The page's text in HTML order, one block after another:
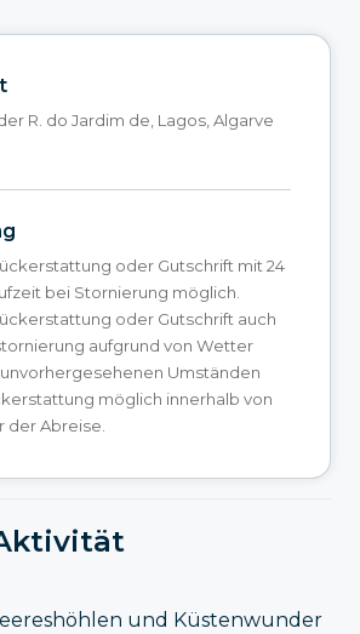
R. do Jardim de, Lagos, Algarve
oder Gutschrift mit 24
bei Stornierung möglich.
oder Gutschrift auch
aufgrund von Wetter
Umständen
möglich innerhalb von
der Abreise.
und Küstenwunder